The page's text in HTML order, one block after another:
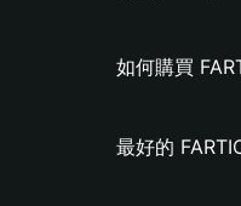
如何購買
最好的